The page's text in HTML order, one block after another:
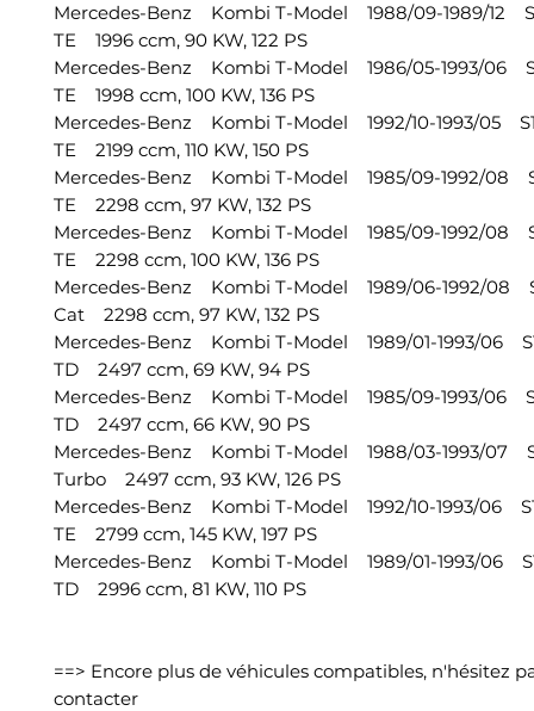
Mercedes-Benz Kombi T-Model 1988/09-1989/12
TE 1996 ccm, 90 KW, 122 PS
Mercedes-Benz Kombi T-Model 1986/05-1993/06
TE 1998 ccm, 100 KW, 136 PS
Mercedes-Benz Kombi T-Model 1992/10-1993/05
TE 2199 ccm, 110 KW, 150 PS
Mercedes-Benz Kombi T-Model 1985/09-1992/08
TE 2298 ccm, 97 KW, 132 PS
Mercedes-Benz Kombi T-Model 1985/09-1992/08
TE 2298 ccm, 100 KW, 136 PS
Mercedes-Benz Kombi T-Model 1989/06-1992/08
Cat 2298 ccm, 97 KW, 132 PS
Mercedes-Benz Kombi T-Model 1989/01-1993/06
TD 2497 ccm, 69 KW, 94 PS
Mercedes-Benz Kombi T-Model 1985/09-1993/06
TD 2497 ccm, 66 KW, 90 PS
Mercedes-Benz Kombi T-Model 1988/03-1993/07
Turbo 2497 ccm, 93 KW, 126 PS
Mercedes-Benz Kombi T-Model 1992/10-1993/06
TE 2799 ccm, 145 KW, 197 PS
Mercedes-Benz Kombi T-Model 1989/01-1993/06
TD 2996 ccm, 81 KW, 110 PS
==> Encore plus de véhicules compatibles, n'hésitez
contacter